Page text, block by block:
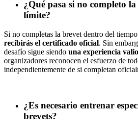
¿Qué pasa si no completo
límite?
Si no completas la brevet dentro del
recibirás el certificado oficial. Sin
desafío sigue siendo una experiencia
organizadores reconocen el esfuerzo de
independientemente de si completan
¿Es necesario entrenar
brevets?